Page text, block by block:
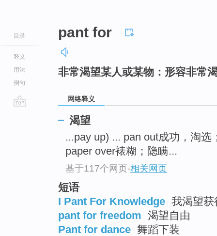
目录
释义
用法
例句
pant for
非常渴望某人或某物：形容非常
网络释义
渴望
...pay up) ... pan out成功，淘
paper over裱糊；隐瞒...
基于117个网页-相关网页
短语
I Pant For Knowledge 我渴望获
pant for freedom 渴望自由
Pant for dance 舞蹈下装